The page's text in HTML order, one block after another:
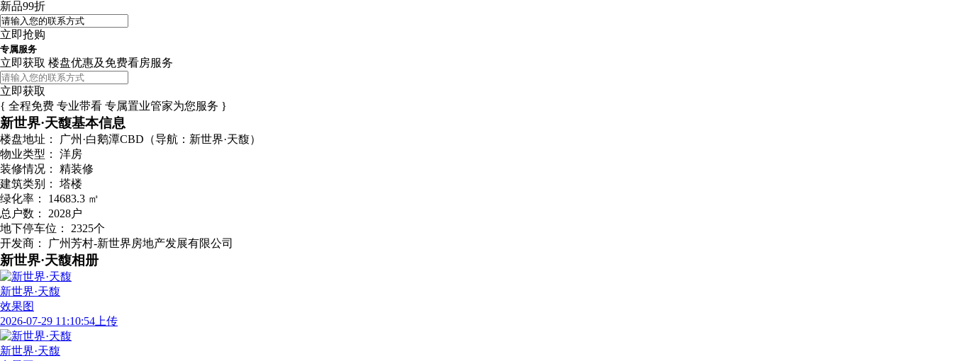
新品99折
立即抢购
专属服务
立即获取 楼盘优惠及免费看房服务
立即获取
{ 全程免费 专业带看 专属置业管家为您服务 }
新世界·天馥基本信息
楼盘地址：
广州·白鹅潭CBD（导航：新世界·天馥）
物业类型：
洋房
装修情况：
精装修
建筑类别：
塔楼
绿化率：
14683.3 ㎡
总户数：
2028户
地下停车位：
2325个
开发商：
广州芳村-新世界房地产发展有限公司
新世界·天馥相册
新世界·天馥
效果图
2026-07-29 11:10:54上传
新世界·天馥